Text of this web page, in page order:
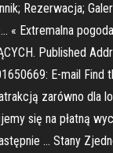
Rezerwacja;
« Extremalna
Published
E-mail
zarówno dla
się na płatną
… Stany